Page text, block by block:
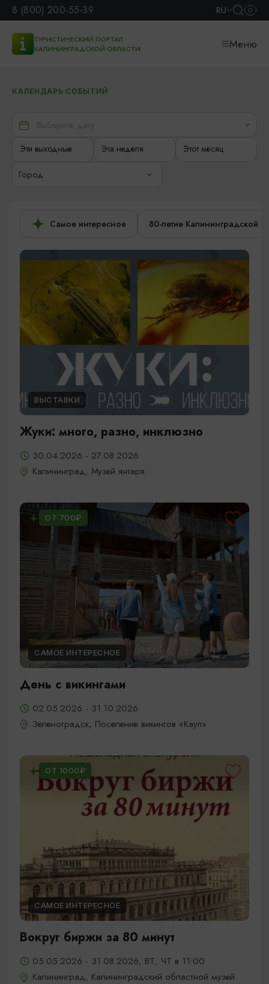
8 (800) 200-55-39 RU
ТУРИСТИЧЕСКИЙ ПОРТАЛ
КАЛИНИНГРАДСКОЙ ОБЛАСТИ
Меню
КАЛЕНДАРЬ СОБЫТИЙ
Эти выходные Эта неделя Этот месяц
Город
Самое интересное 80-летие Калининградской
ВЫСТАВКИ
Жуки: много, разно, инклюзно
30.04.2026 - 27.08.2026
Калининград, Музей янтаря
ОТ 700₽
САМОЕ ИНТЕРЕСНОЕ
День с викингами
02.05.2026 - 31.10.2026
Зеленоградск, Поселение викингов «Кауп»
ОТ 1000₽
САМОЕ ИНТЕРЕСНОЕ
Вокруг биржи за 80 минут
05.05.2026 - 31.08.2026, ВТ, ЧТ в 11:00
Калининград, Калининградский областной музей